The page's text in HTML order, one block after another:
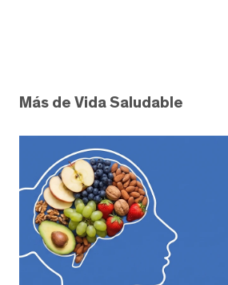
Más de Vida Saludable